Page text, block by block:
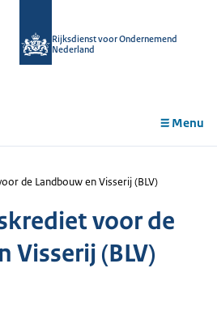
Rijksdienst voor Ondernemend
Nederland
Menu
de Landbouw en Visserij (BLV)
voor de
Visserij (BLV)